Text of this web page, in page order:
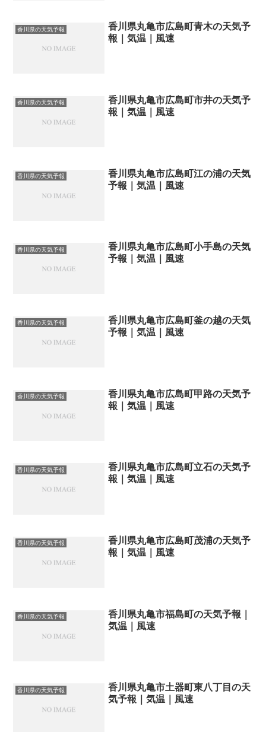
香川県の天気予報
香川県丸亀市広島町青木の天気予
報｜気温｜風速
香川県の天気予報
香川県丸亀市広島町市井の天気予
報｜気温｜風速
香川県の天気予報
香川県丸亀市広島町江の浦の天気
予報｜気温｜風速
香川県の天気予報
香川県丸亀市広島町小手島の天気
予報｜気温｜風速
香川県の天気予報
香川県丸亀市広島町釜の越の天気
予報｜気温｜風速
香川県の天気予報
香川県丸亀市広島町甲路の天気予
報｜気温｜風速
香川県の天気予報
香川県丸亀市広島町立石の天気予
報｜気温｜風速
香川県の天気予報
香川県丸亀市広島町茂浦の天気予
報｜気温｜風速
香川県の天気予報
香川県丸亀市福島町の天気予報｜
気温｜風速
香川県の天気予報
香川県丸亀市土器町東八丁目の天
気予報｜気温｜風速